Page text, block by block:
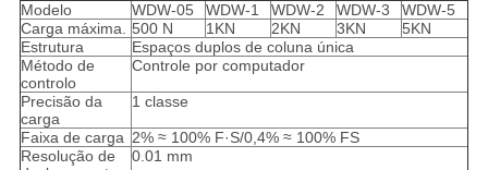
Modelo WDW-05 WDW-1 WDW-2 WDW-3
WDW-5
Carga máxima. 500 N 1KN 2KN 3KN
5KN
Estrutura
Espaços duplos de coluna única
Método de
controlo
Controle por computador
Precisão da
carga
1 classe
Faixa de carga 2% ≈ 100% F·S/0,4% ≈ 100% FS
Resolução de
0.01 mm